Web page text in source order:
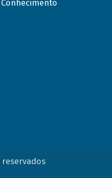
Conhecimento
reservados